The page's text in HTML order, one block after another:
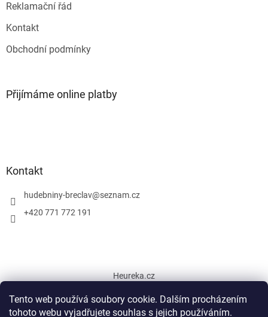
Tento web používá soubory cookie. Dalším procházením
tohoto webu vyjadřujete souhlas s jejich používáním.
Reklamační řád
Kontakt
Obchodní podmínky
Přijímáme online platby
Kontakt
hudebniny-breclav@seznam.cz
+420 771 772 191
Heureka.cz